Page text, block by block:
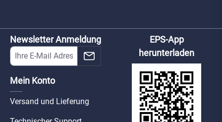
Newsletter Anmeldung
Mein Konto
Versand und Lieferung
EPS-App
herunterladen